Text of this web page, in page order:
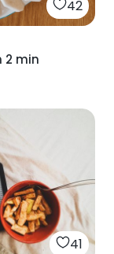
42
2 min
41